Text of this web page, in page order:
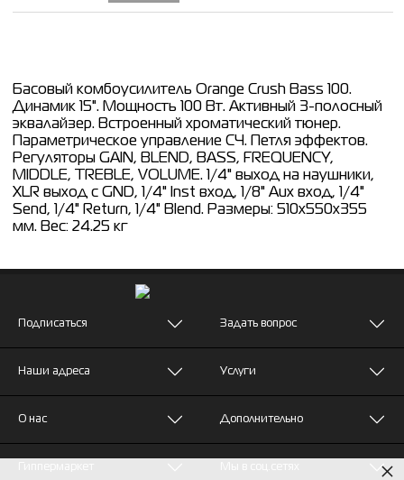
Басовый комбоусилитель Orange Crush Bass 100.
Динамик 15". Мощность 100 Вт. Активный 3-полосный
эквалайзер. Встроенный хроматический тюнер.
Параметрическое управление СЧ. Петля эффектов.
Регуляторы GAIN, BLEND, BASS, FREQUENCY,
MIDDLE, TREBLE, VOLUME. 1/4" выход на наушники,
XLR выход с GND, 1/4" Inst вход, 1/8" Aux вход, 1/4"
Send, 1/4" Return, 1/4" Blend. Размеры: 510x550x355
мм. Вес: 24.25 кг
Подписаться
Наши адреса
О нас
Задать вопрос
Услуги
Дополнительно
×